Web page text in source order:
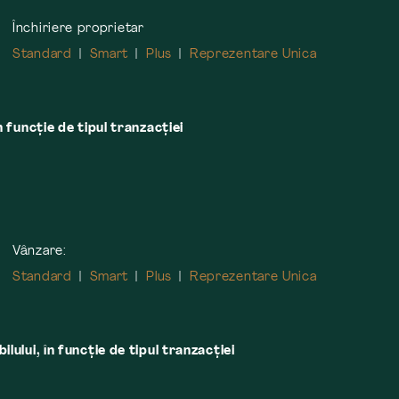
Închiriere proprietar
Standard
Smart Plus Reprezentare Unica
funcție de tipul tranzacției
Vânzare:
Standard
Smart Plus Reprezentare Unica
în funcţie de tipul tranzacţiei